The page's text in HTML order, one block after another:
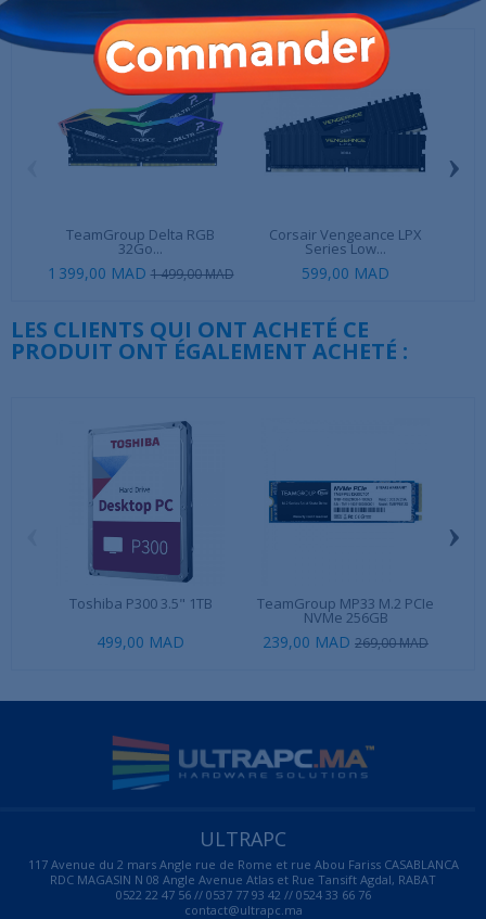
TeamGroup Delta RGB
32Go...
1 399,00 MAD 1 499,00 MAD
Corsair Vengeance LPX
Series Low...
599,00 MAD
›
LES CLIENTS QUI ONT ACHETÉ CE
PRODUIT ONT ÉGALEMENT ACHETÉ :
Toshiba P300 3.5" 1TB
499,00 MAD
TeamGroup MP33 M.2 PCIe
NVMe 256GB
239,00 MAD 269,00 MAD
›
ULTRAPC
117 Avenue du 2 mars Angle rue de Rome et rue Abou Fariss CASABLANCA
RDC MAGASIN N 08 Angle Avenue Atlas et Rue Tansift Agdal, RABAT
0522 22 47 56 // 0537 77 93 42 // 0524 33 66 76
contact@ultrapc.ma